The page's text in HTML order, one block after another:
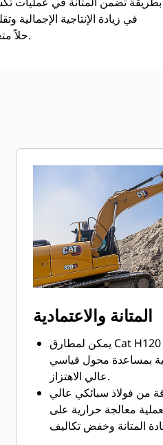
مطارق Cat GC حلاً متعدد الاستخدامات للعديد من الأغراض، مثل تشييد الطرق وحفر الخنادق والهدم.
المتانة والاعتمادية
يمكن لمطارق Cat H120 GC أن تتحمل
بمساعدة محول قياسي
عالي الاهتزاز.
من فولاذ سبائكي عالي
معالجة حرارية على
المتانة وخفض تكاليف